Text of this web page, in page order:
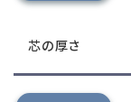
芯の厚さ